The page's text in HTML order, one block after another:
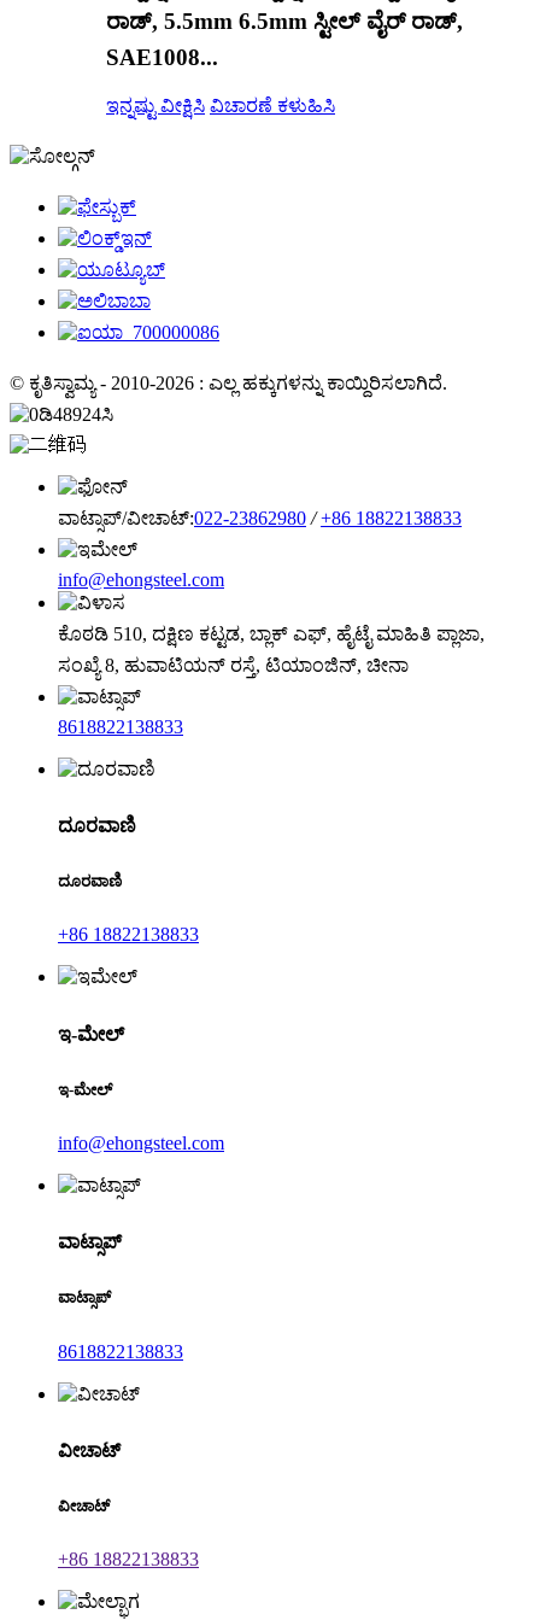
ರಾಡ್, 5.5mm 6.5mm ಸ್ಟೀಲ್ ವೈರ್ ರಾಡ್,
SAE1008...
ಇನ್ನಷ್ಟು ವೀಕ್ಷಿಸಿ ವಿಚಾರಣೆ ಕಳುಹಿಸಿ
© ಕೃತಿಸ್ವಾಮ್ಯ - 2010-2026 : ಎಲ್ಲ ಹಕ್ಕುಗಳನ್ನು ಕಾಯ್ದಿರಿಸಲಾಗಿದೆ.
ವಾಟ್ಸಾಪ್/ವೀಚಾಟ್:022-23862980 / +86 18822138833
info@ehongsteel.com
ಕೊಠಡಿ 510, ದಕ್ಷಿಣ ಕಟ್ಟಡ, ಬ್ಲಾಕ್ ಎಫ್, ಹೈಟೈ ಮಾಹಿತಿ ಪ್ಲಾಜಾ,
ಸಂಖ್ಯೆ 8, ಹುವಾಟಿಯನ್ ರಸ್ತೆ, ಟಿಯಾಂಜಿನ್, ಚೀನಾ
8618822138833
ದೂರವಾಣಿ
ದೂರವಾಣಿ
+86 18822138833
ಇ-ಮೇಲ್
ಇ-ಮೇಲ್
info@ehongsteel.com
ವಾಟ್ಸಾಪ್
ವಾಟ್ಸಾಪ್
8618822138833
ವೀಚಾಟ್
ವೀಚಾಟ್
+86 18822138833